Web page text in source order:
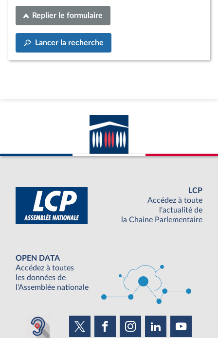
Replier le formulaire
Lancer la recherche
LCP
Accédez à toute
l'actualité de
la Chaine Parlementaire
OPEN DATA
Accédez à toutes
les données de
l'Assemblée nationale